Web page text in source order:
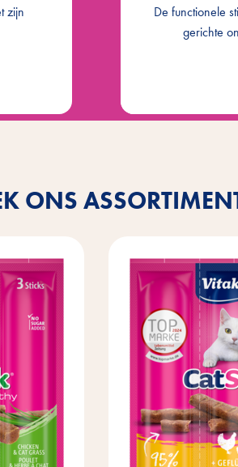
zijn
De functionele
gerichte
ONS